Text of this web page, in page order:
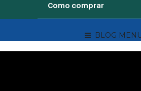
Como comprar
BLOG